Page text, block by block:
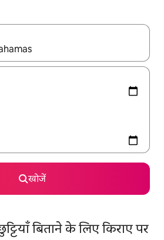
अप और डाउन 'ऐरो की' का इस्तेमाल करके नेविगेट
खोजें
बिताने के लिए किराए पर